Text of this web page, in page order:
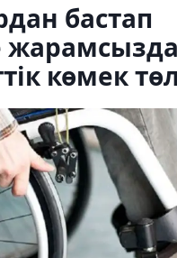
бастап
көмек